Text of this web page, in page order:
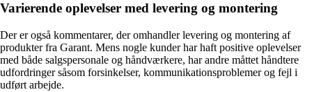
Varierende oplevelser med levering og montering
Der er også kommentarer, der omhandler levering og montering af
produkter fra Garant. Mens nogle kunder har haft positive oplevelser
med både salgspersonale og håndværkere, har andre måttet håndtere
udfordringer såsom forsinkelser, kommunikationsproblemer og fejl i
udført arbejde.